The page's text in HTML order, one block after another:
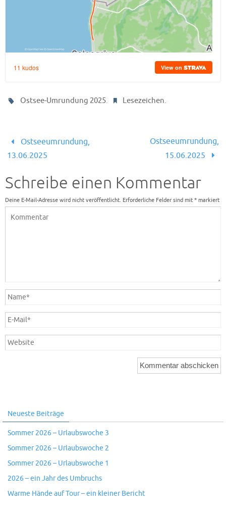
Ostsee-Umrundung 2025. Lesezeichen.
Ostseeumrundung,
13.06.2025
Ostseeumrundung,
15.06.2025
Schreibe einen Kommentar
Deine E-Mail-Adresse wird nicht veröffentlicht. Erforderliche Felder sind mit * markiert
Neueste Beiträge
Sommer 2026 – Urlaubswoche 3
Sommer 2026 – Urlaubswoche 2
Sommer 2026 – Urlaubswoche 1
2026 – ein Jahr des Umbruchs
Warme Hände auf Tour – ein kleiner Bericht